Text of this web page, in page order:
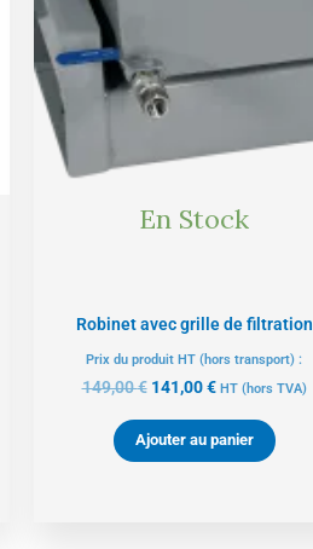
En Stock
Robinet avec grille de filtration
Prix du produit HT (hors transport) :
149,00€ 141,00€ HT (hors TVA)
Ajouter au panier